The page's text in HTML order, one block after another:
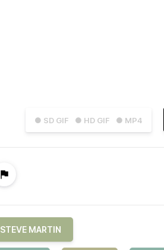
● SD GIF ● HD GIF ● MP4
STEVE MARTIN